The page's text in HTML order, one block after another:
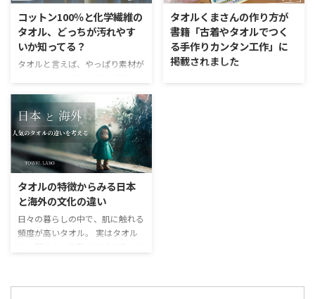
そんな悩みを一気に解決してくれ
るのが、今治の老舗メーカー
kontex（コンテックス）の「手ぬ
ぐいタオル（布ごよみ）」です。
今回は、私が思わずコレクション
ていきます。 kontex「手ぬぐい
タオル」の3つのすごい ...
Makuakeで高い人気を見せていま
す。 今回は、公開わずか1日で目
標金額を達成する勢いとなってい
ます。 こうした人気をみている
と、震災から時間が経った今で
コットン100％と化学繊維の
タオル、どっちが汚れやす
いか知ってる？
タオルと言えば、やっぱり素材が
けでなく、吸水性から乾きやすさ
まであらゆるところに影響するか
らです。 今回は、綺麗に使い続
けるためには「コットン」と「化
学繊維」のどちらが良いのかを解
説していきます。 実は汚れにく
さはコットンが有利 化学繊維と
いうとタオルではポリエステル、
レーヨン、ナイロンあたりが使用
されます。 これらを使うと糸が
細くなったり、天然素材でないこ
イバーのタオルも多くの生活用品
タオルくまさんの作り方が
書籍「古着やタオルでつく
る手作りカンタン工作」に
掲載されました
称となります。既にamazonでは
タオルの特徴からみる日本
と海外の文化の違い
日々の暮らしの中で、肌に触れる
頻度が高いタオル。 実はタオル
るものですね。 今回は、日本人